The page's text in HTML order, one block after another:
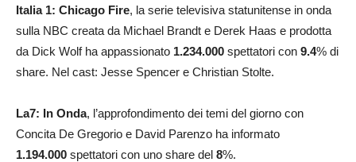
Italia 1: Chicago Fire, la serie televisiva statunitense in onda
sulla NBC creata da Michael Brandt e Derek Haas e prodotta
da Dick Wolf ha appassionato 1.234.000 spettatori con 9.4% di
share. Nel cast: Jesse Spencer e Christian Stolte.
La7: In Onda, l’approfondimento dei temi del giorno con
Concita De Gregorio e David Parenzo ha informato
1.194.000 spettatori con uno share del 8%.